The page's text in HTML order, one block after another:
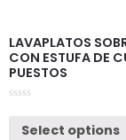
LAVAPLATOS
CON ESTUFA DE
PUESTOS
Select options